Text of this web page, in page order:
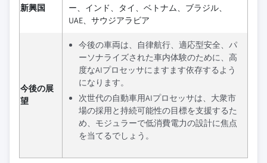
新興国
ー、インド、タイ、ベトナム、ブラジル、
UAE、サウジアラビア
今後の展
望
今後の車両は、自律航行、適応型安全、パ
ーソナライズされた車内体験のために、高
度なAIプロセッサにますます依存するよう
になります。
次世代の自動車用AIプロセッサは、大衆市
場の採用と持続可能性の目標を支援するた
め、モジュラーで低消費電力の設計に焦点
を当てるでしょう。